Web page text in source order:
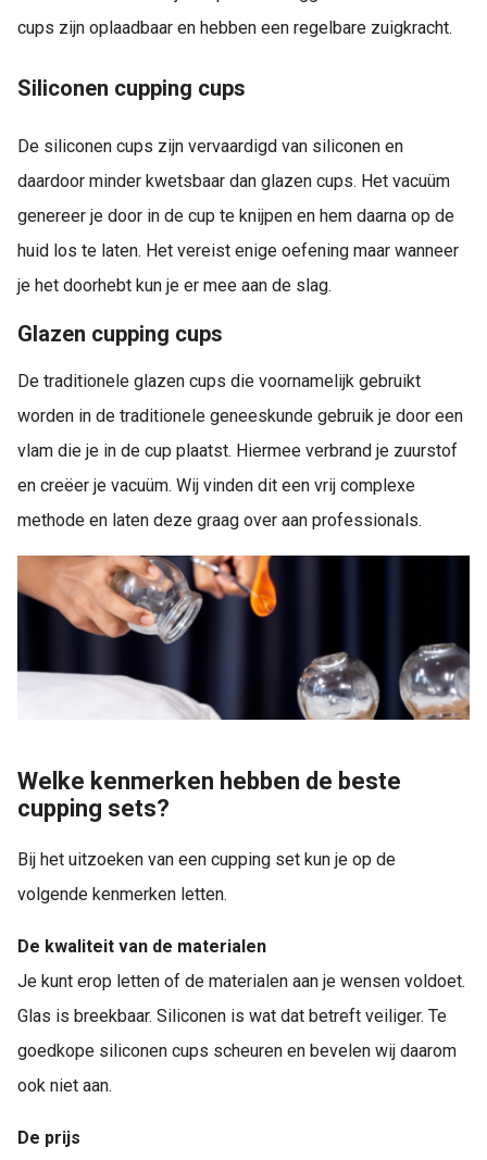
cups zijn oplaadbaar en hebben een regelbare zuigkracht.
Siliconen cupping cups
De siliconen cups zijn vervaardigd van siliconen en
daardoor minder kwetsbaar dan glazen cups. Het vacuüm
genereer je door in de cup te knijpen en hem daarna op de
huid los te laten. Het vereist enige oefening maar wanneer
je het doorhebt kun je er mee aan de slag.
Glazen cupping cups
De traditionele glazen cups die voornamelijk gebruikt
worden in de traditionele geneeskunde gebruik je door een
vlam die je in de cup plaatst. Hiermee verbrand je zuurstof
en creëer je vacuüm. Wij vinden dit een vrij complexe
methode en laten deze graag over aan professionals.
Welke kenmerken hebben de beste
cupping sets?
Bij het uitzoeken van een cupping set kun je op de
volgende kenmerken letten.
De kwaliteit van de materialen
Je kunt erop letten of de materialen aan je wensen voldoet.
Glas is breekbaar. Siliconen is wat dat betreft veiliger. Te
goedkope siliconen cups scheuren en bevelen wij daarom
ook niet aan.
De prijs